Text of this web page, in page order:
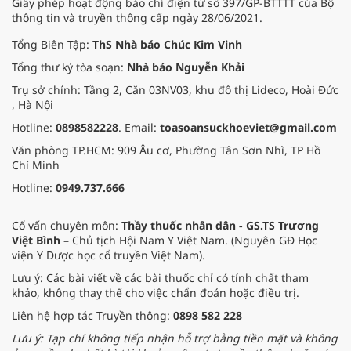
Giấy phép hoạt động báo chí điện tử số 397/GP-BTTTT của Bộ
thông tin và truyền thông cấp ngày 28/06/2021.
Tổng Biên Tập: ThS Nhà báo Chúc Kim Vinh
Tổng thư ký tòa soạn: Nhà báo Nguyễn Khải
Trụ sở chính: Tầng 2, Căn 03NV03, khu đô thị Lideco, Hoài Đức
, Hà Nội
Hotline: 0898582228. Email: toasoansuckhoeviet@gmail.com
Văn phòng TP.HCM: 909 Âu cơ, Phường Tân Sơn Nhì, TP Hồ
Chí Minh
Hotline: 0949.737.666
Cố vấn chuyên môn: Thầy thuốc nhân dân - GS.TS Trương
Việt Bình – Chủ tịch Hội Nam Y Việt Nam. (Nguyên GĐ Học
viện Y Dược học cổ truyền Việt Nam).
Lưu ý: Các bài viết về các bài thuốc chỉ có tính chất tham
khảo, không thay thế cho việc chẩn đoán hoặc điều trị.
Liên hệ hợp tác Truyền thông: 0898 582 228
Lưu ý: Tạp chí không tiếp nhận hỗ trợ bằng tiền mặt và không